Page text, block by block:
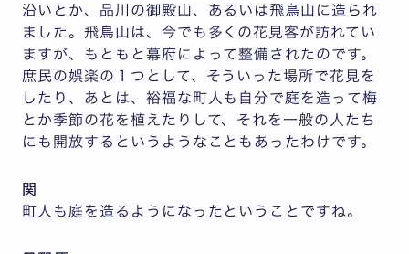
沿いとか、品川の御殿山、あるいは飛鳥山に造られ
ました。飛鳥山は、今でも多くの花見客が訪れてい
ますが、もともと幕府によって整備されたのです。
庶民の娯楽の１つとして、そういった場所で花見を
したり、あとは、裕福な町人も自分で庭を造って梅
とか季節の花を植えたりして、それを一般の人たち
にも開放するというようなこともあったわけです。
関
町人も庭を造るようになったということですね。